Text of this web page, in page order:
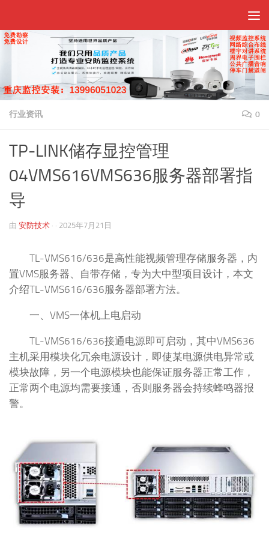
行业资讯 0
TP-LINK储存显控管理
04VMS616VMS636服务器部署指
导
由 安防技术 · · 2025年7月21日
TL-VMS616/636是高性能视频管理存储服务器，内
置VMS服务器、自带存储，专为大中型项目设计，本文
介绍TL-VMS616/636服务器部署方法。
一、VMS一体机上电启动
TL-VMS616/636接通电源即可启动，其中VMS636
主机采用模块化冗余电源设计，即使某电源供电异常或
模块故障，另一个电源模块也能保证服务器正常工作，
正常两个电源均需要接通，否则服务器会持续蜂鸣器报
警。